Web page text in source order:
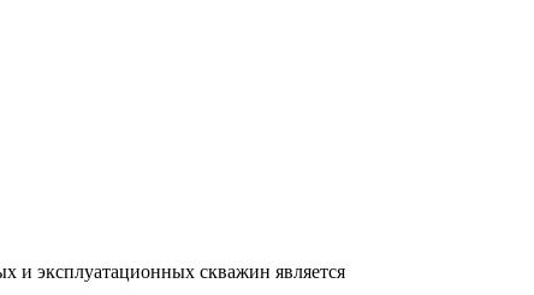
и эксплуатационных скважин является